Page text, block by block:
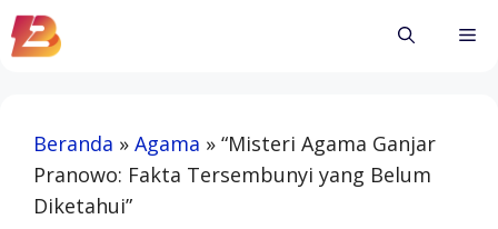
Skip
to
Beranda » Agama » “Misteri Agama Ganjar
Pranowo: Fakta Tersembunyi yang Belum
Diketahui”